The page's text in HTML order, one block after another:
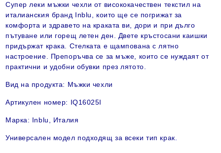
Супер леки мъжки чехли от висококачествен текстил на
италианския бранд Inblu, които ще се погрижат за
комфорта и здравето на краката ви, дори и при дълго
пътуване или горещ летен ден. Двете кръстосани каишки
придържат крака. Стелката е щампована с лятно
настроение. Препоръчва се за мъже, които се нуждаят от
практични и удобни обувки през лятото.
Вид на продукта: Мъжки чехли
Артикулен номер: IQ16025I
Марка: Inblu , Италия
Универсален модел подходящ за всеки тип крак